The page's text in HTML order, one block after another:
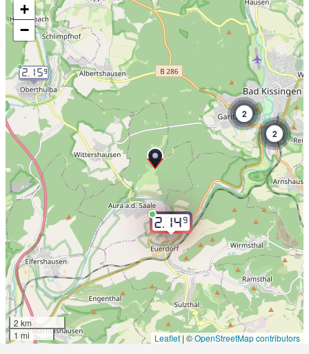
2.149
2.159
2
2
+
−
2 km
1 mi
Leaflet | ©OpenStreetMap contributors